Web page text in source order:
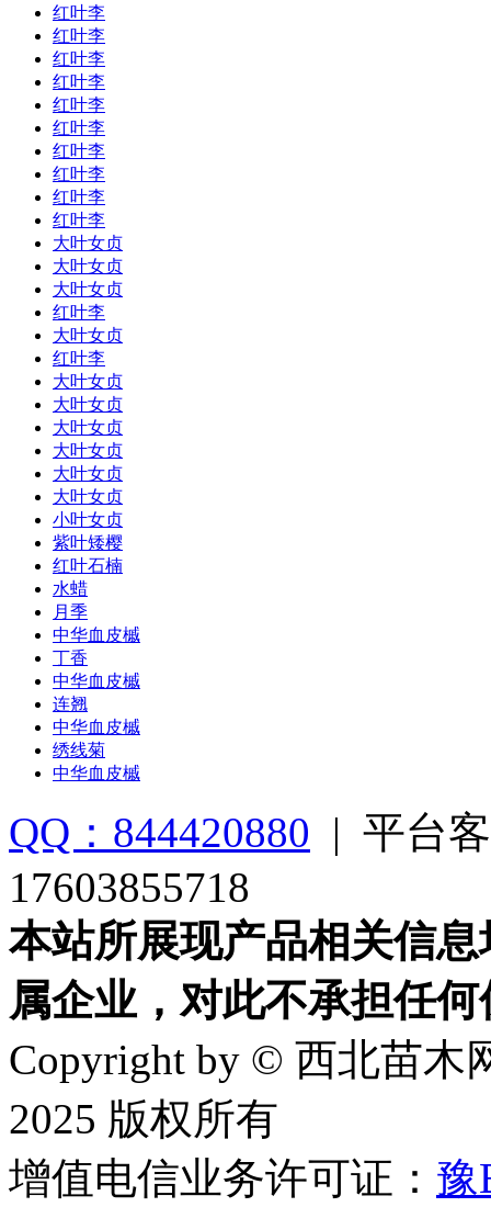
红叶李
红叶李
红叶李
红叶李
红叶李
红叶李
红叶李
红叶李
红叶李
红叶李
大叶女贞
大叶女贞
大叶女贞
红叶李
大叶女贞
红叶李
大叶女贞
大叶女贞
大叶女贞
大叶女贞
大叶女贞
大叶女贞
小叶女贞
紫叶矮樱
红叶石楠
水蜡
月季
中华血皮槭
丁香
中华血皮槭
连翘
中华血皮槭
绣线菊
中华血皮槭
QQ：844420880 | 平台
17603855718
本站所展现产品相关信
属企业，对此不承担任
Copyright by © 西北苗木
2025 版权所有
增值电信业务许可证： 豫